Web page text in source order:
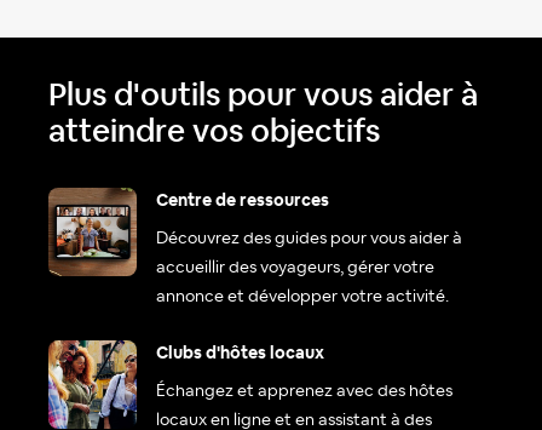
Plus d'outils pour vous aider à
atteindre vos objectifs
Centre de ressources
Découvrez des guides pour vous aider à
accueillir des voyageurs, gérer votre
annonce et développer votre activité.
Clubs d'hôtes locaux
Échangez et apprenez avec des hôtes
locaux en ligne et en assistant à des